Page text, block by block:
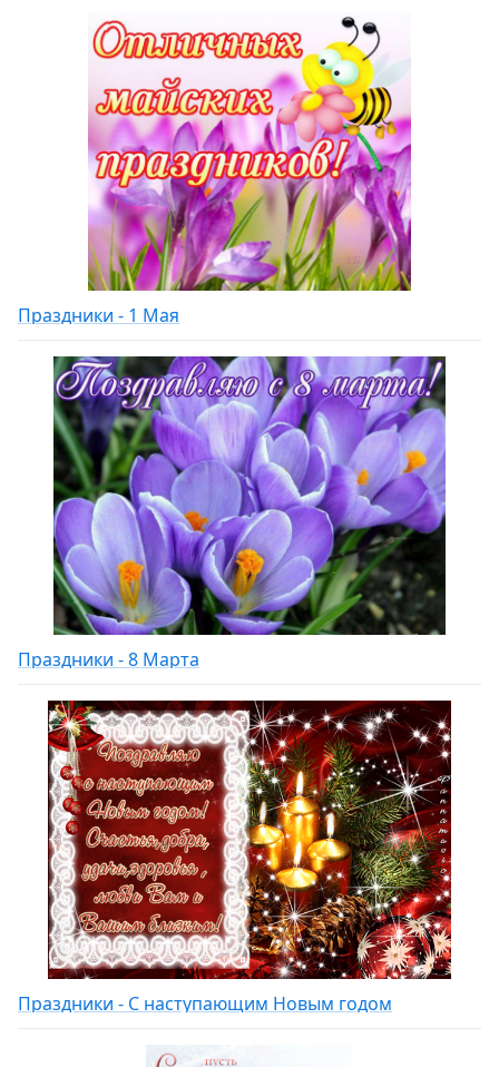
Праздники - 1 Мая
Праздники - 8 Марта
Праздники - С наступающим Новым годом